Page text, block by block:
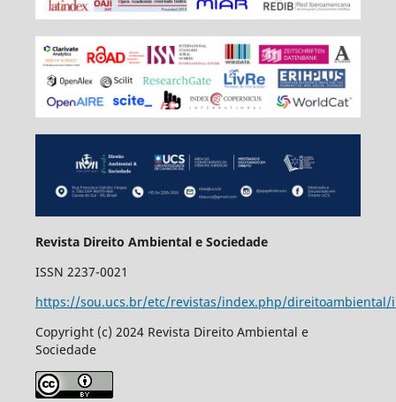
Revista Direito Ambiental e Sociedade
ISSN 2237-0021
https://sou.ucs.br/etc/revistas/index.php/direitoambiental/
Copyright (c) 2024 Revista Direito Ambiental e
Sociedade